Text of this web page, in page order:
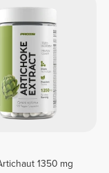
1350 mg